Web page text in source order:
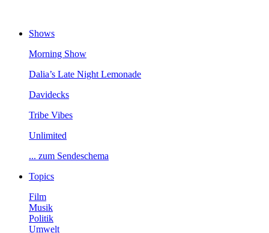
Shows
MorningShow
Dalia’sLateNightLemonade
Davidecks
TribeVibes
Unlimited
...zumSendeschema
Topics
Film
Musik
Politik
Umwelt